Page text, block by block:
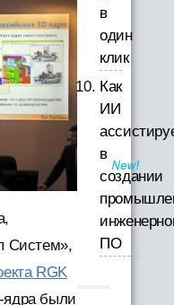
Систем»,
RGK
ядра были
в
один
клик
Как
ИИ
в
создании
ПО